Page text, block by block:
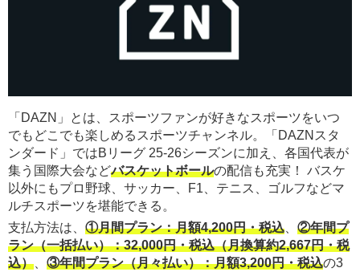
「DAZN」とは、スポーツファンが好きなスポーツをいつ
でもどこでも楽しめるスポーツチャンネル。「DAZNスタ
ンダード」ではBリーグ 25-26シーズンに加え、各国代表が
集う国際大会などバスケットボールの配信も充実！ バスケ
以外にもプロ野球、サッカー、F1、テニス、ゴルフなどマ
ルチスポーツを堪能できる。
支払方法は、 ①月間プラン：月額4,200円・税込
②年間プ
ラン（一括払い）：32,000円・税込（月換算約2,667円・税
込）
③年間プラン（月々払い）：月額3,200円・税込の3